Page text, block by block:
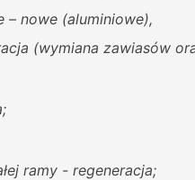
– nowe (aluminiowe),
(wymiana zawiasów
ramy - regeneracja;